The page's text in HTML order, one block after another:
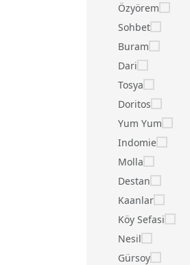
Özyörem
Sohbet
Buram
Dari
Tosya
Doritos
Yum Yum
Indomie
Molla
Destan
Kaanlar
Köy Sefasi
Nesil
Gürsoy